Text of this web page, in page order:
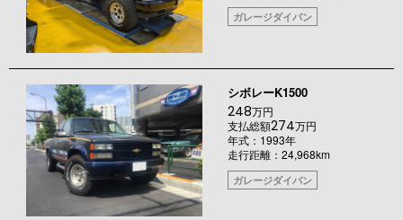
ガレージダイバン
シボレーK1500
248万円
支払総額274万円
年式：1993年
走行距離：24,968km
ガレージダイバン